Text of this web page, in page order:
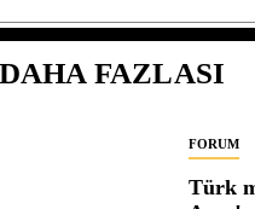
FAZLASI
FORUM
Türk